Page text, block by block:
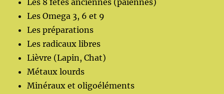
Les 8 fêtes anciennes (païennes)
Les Omega 3, 6 et 9
Les préparations
Les radicaux libres
Lièvre (Lapin, Chat)
Métaux lourds
Minéraux et oligoéléments